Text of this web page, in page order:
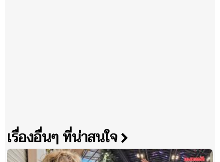
เรื่องอื่นๆ ที่น่าสนใจ